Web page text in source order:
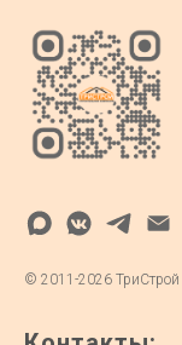
© 2011-2026 ТриСтрой